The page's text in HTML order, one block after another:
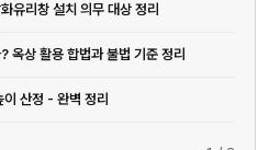
유리창 설치 의무 대상 정리
옥상 활용 합법과 불법 기준 정리
이 산정 - 완벽 정리